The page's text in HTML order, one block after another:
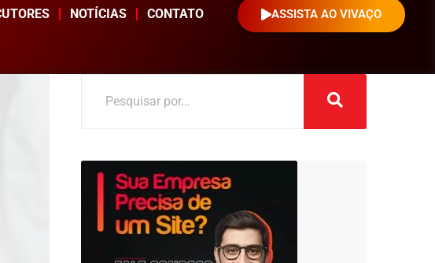
NOTÍCIAS CONTATO ASSISTA AO VIVAÇO